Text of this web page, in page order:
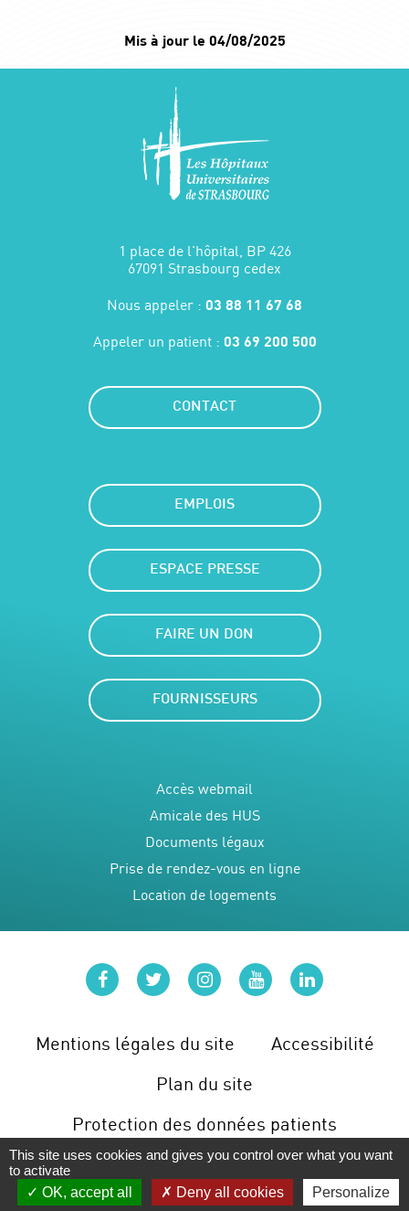
Mis à jour le 04/08/2025
1 place de l'hôpital, BP 426
67091 Strasbourg cedex
Nous appeler : 03 88 11 67 68
Appeler un patient : 03 69 200 500
CONTACT
EMPLOIS
ESPACE PRESSE
FAIRE UN DON
FOURNISSEURS
Accès webmail
Amicale des HUS
Documents légaux
Prise de rendez-vous en ligne
Location de logements
Mentions légales du site
Accessibilité
Plan du site
Protection des données patients
Gérer les cookies
facebooktwitterinstagram
youtubelinkedin
This site uses cookies and gives you control over what you want
to activate
OK, accept all
Deny all cookies
Personalize